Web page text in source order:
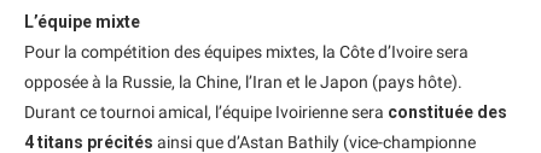
L’équipe mixte
Pour la compétition des équipes mixtes, la Côte d’Ivoire sera
opposée à la Russie, la Chine, l’Iran et le Japon (pays hôte).
Durant ce tournoi amical, l’équipe Ivoirienne sera constituée des
4 titans précités ainsi que d’Astan Bathily (vice-championne